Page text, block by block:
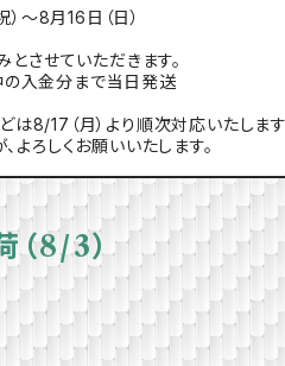
）～8月16日（日）
させていただきます。
の入金分まで当日発送
8/17（月）より順次対応いたします
よろしくお願いいたします。
（8/3）